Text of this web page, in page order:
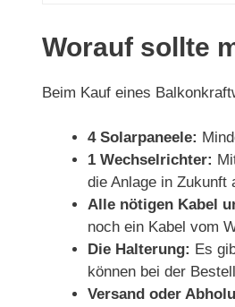
Worauf sollte
Beim Kauf eines
4 Solarpaneele:
1 Wechselrichter:
die Anlage in Zukunft
Alle nötigen Kabel
noch ein Kabel vom
Die Halterung: Es
können bei der
Versand oder